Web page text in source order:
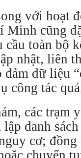
với hoạt
Minh cũng
cầu toàn bộ
nhật, liên
đảm dữ liệu
công tác
các trạm
danh
cơ;